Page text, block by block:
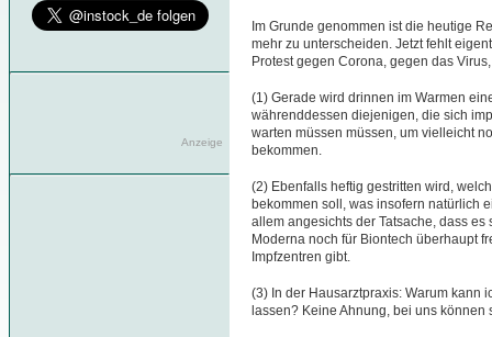
Anzeige
Im Grunde genommen ist die heutige
mehr zu unterscheiden. Jetzt fehlt
Protest gegen Corona, gegen das
(1) Gerade wird drinnen im Warmen
währenddessen diejenigen, die sich
warten müssen müssen, um vielleicht
bekommen.
(2) Ebenfalls heftig gestritten wird,
bekommen soll, was insofern natürlich
allem angesichts der Tatsache, dass
Moderna noch für Biontech überhaupt
Impfzentren gibt.
(3) In der Hausarztpraxis: Warum kann
lassen? Keine Ahnung, bei uns